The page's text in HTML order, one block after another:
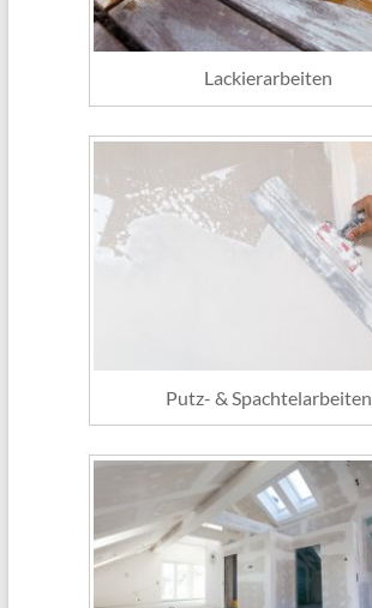
Lackierarbeiten
Putz- & Spachtelarbeiten